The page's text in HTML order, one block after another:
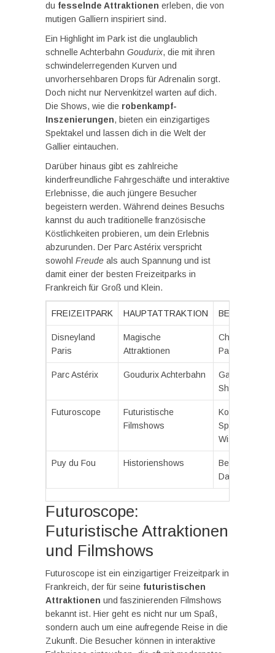
du fesselnde Attraktionen erleben, die von
mutigen Galliern inspiriert sind.
Ein Highlight im Park ist die unglaublich
schnelle Achterbahn Goudurix, die mit ihren
schwindelerregenden Kurven und
unvorhersehbaren Drops für Adrenalin sorgt.
Doch nicht nur Nervenkitzel warten auf dich.
Die Shows, wie die robenkampf-
Inszenierungen, bieten ein einzigartiges
Spektakel und lassen dich in die Welt der
Gallier eintauchen.
Darüber hinaus gibt es zahlreiche
kinderfreundliche Fahrgeschäfte und interaktive
Erlebnisse, die auch jüngere Besucher
begeistern werden. Während deines Besuchs
kannst du auch traditionelle französische
Köstlichkeiten probieren, um dein Erlebnis
abzurunden. Der Parc Astérix verspricht
sowohl Freude als auch Spannung und ist
damit einer der besten Freizeitparks in
Frankreich für Groß und Klein.
FREIZEITPARK HAUPTATTRAKTION
Disneyland
Paris
Magische
Attraktionen
Paraden
Parc Astérix Goudurix Achterbahn
Gallisches
Shows
Futuroscope
Futuristische
Filmshows
Kombination
Spaß und
Wissenschaft
Puy du Fou Historienshows
Darbietungen
Futuroscope:
Futuristische Attraktionen
und Filmshows
Futuroscope ist ein einzigartiger Freizeitpark in
Frankreich, der für seine futuristischen
Attraktionen und faszinierenden Filmshows
bekannt ist. Hier geht es nicht nur um Spaß,
sondern auch um eine aufregende Reise in die
Zukunft. Die Besucher können in interaktive